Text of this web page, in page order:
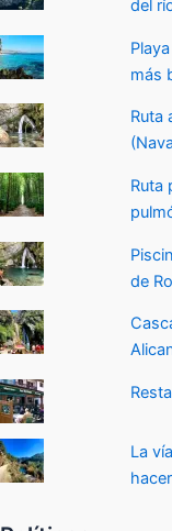
del
más
Ruta
Ruta
de
La